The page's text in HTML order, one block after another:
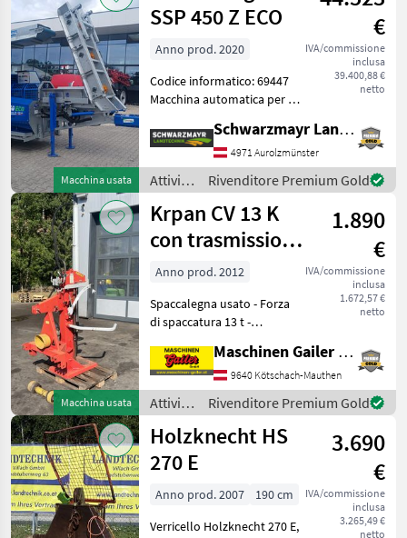
lavorazione
del
legno /
Macchina usata
SSP 450 Z ECO
€
IVA/commissione
inclusa
39.400,88 €
netto
Anno prod. 2020
Codice informatico: 69447
Macchina automatica per il
ore di funzionamento -
anno di costruzione 2020 -
con telaio - con nastro
trasp
Schwarzmayr Landtechnik GmbH - Aurolzmünster
4971 Aurolzmünster
Attività
forestali
e
lavorazione
del
legno /
Rivenditore Premium Gold
Macchina usata
Krpan CV 13 K
con trasmissione
a presa di forza
1.890
€
IVA/commissione
inclusa
1.672,57 €
netto
Anno prod. 2012
Spaccalegna usato - Forza
di spaccatura 13 t -
110 cm - Azionamento
tramite presa di forza -
Albero cardanico -
Sollevatore meccanico pe
Maschinen Gailer GmbH
9640 Kötschach-Mauthen
Attività
forestali
e
lavorazione
del
legno /
Rivenditore Premium Gold
Holzknecht HS
270 E
3.690
€
IVA/commissione
inclusa
3.265,49 €
netto
Anno prod. 2007
190 cm
Verricello Holzknecht 270 E,